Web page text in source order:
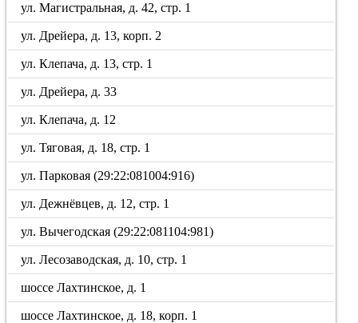
ул. Магистральная, д. 42, стр. 1
ул. Дрейера, д. 13, корп. 2
ул. Клепача, д. 13, стр. 1
ул. Дрейера, д. 33
ул. Клепача, д. 12
ул. Тяговая, д. 18, стр. 1
ул. Парковая (29:22:081004:916)
ул. Дежнёвцев, д. 12, стр. 1
ул. Вычегодская (29:22:081104:981)
ул. Лесозаводская, д. 10, стр. 1
шоссе Лахтинское, д. 1
шоссе Лахтинское, д. 18, корп. 1